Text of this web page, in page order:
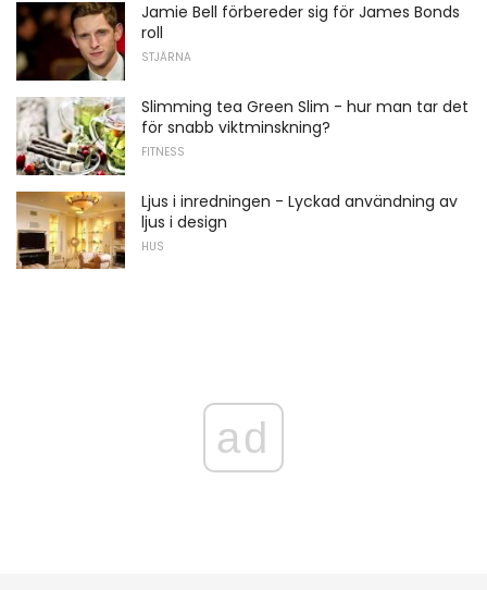
Jamie Bell förbereder sig för James Bonds
roll
STJÄRNA
Slimming tea Green Slim - hur man tar det
för snabb viktminskning?
FITNESS
Ljus i inredningen - Lyckad användning av
ljus i design
HUS
ad